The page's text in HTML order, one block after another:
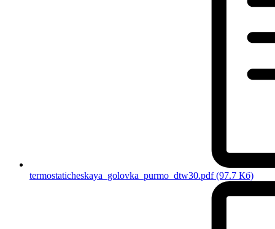
termostaticheskaya_golovka_purmo_dtw30.pdf(97.7 Кб)